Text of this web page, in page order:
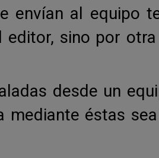
envían al equipo
sino por
desde un
éstas